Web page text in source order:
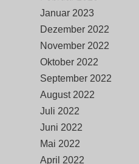
Januar 2023
Dezember 2022
November 2022
Oktober 2022
September 2022
August 2022
Juli 2022
Juni 2022
Mai 2022
April 2022